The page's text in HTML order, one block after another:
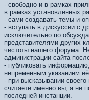
- свободно и в рамках
в рамках установленных
- сами создавать темы и
- вступать в дискуссии с
исключительно по
представителями других
чистоты нашего форума.
администрации сайта
- публиковать
непременным указанием
- при высказывании
считаете именно вы, а не
последней инстанции.